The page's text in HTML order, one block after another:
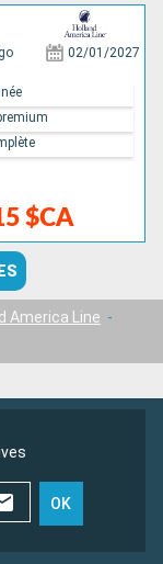
02/01/2027
$CA
America Line
OK